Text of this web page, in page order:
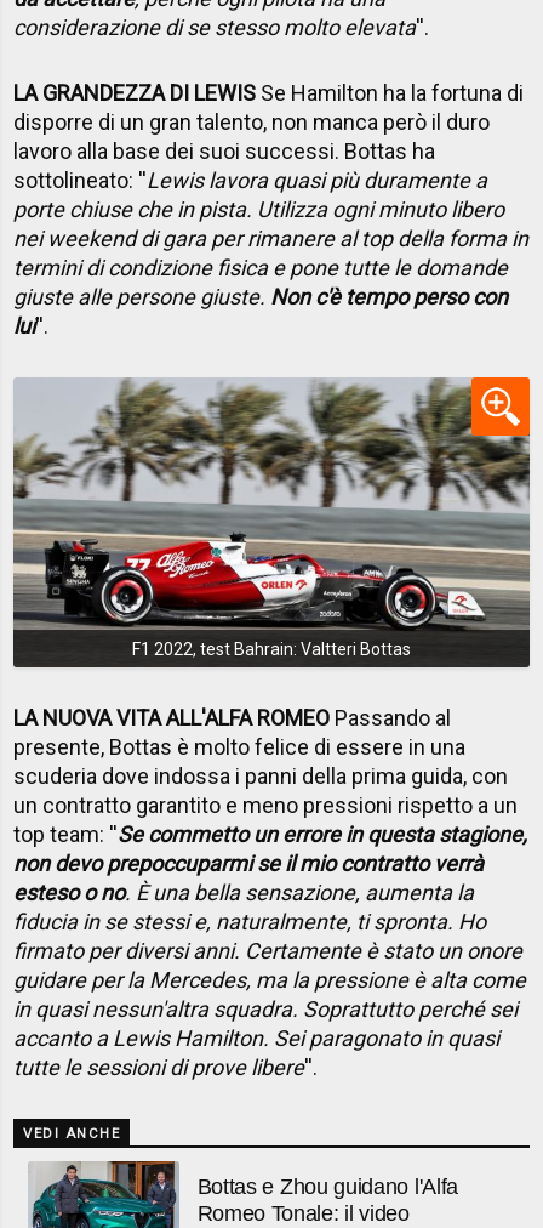
considerazione di se stesso molto elevata''.
LA GRANDEZZA DI LEWIS Se Hamilton ha la fortuna di
disporre di un gran talento, non manca però il duro
lavoro alla base dei suoi successi. Bottas ha
sottolineato: ''Lewis lavora quasi più duramente a
porte chiuse che in pista. Utilizza ogni minuto libero
nei weekend di gara per rimanere al top della forma in
termini di condizione fisica e pone tutte le domande
giuste alle persone giuste. Non c'è tempo perso con
lui''.
F1 2022, test Bahrain: Valtteri Bottas
LA NUOVA VITA ALL'ALFA ROMEO Passando al
presente, Bottas è molto felice di essere in una
scuderia dove indossa i panni della prima guida, con
un contratto garantito e meno pressioni rispetto a un
top team: ''Se commetto un errore in questa stagione,
non devo prepoccuparmi se il mio contratto verrà
esteso o no. È una bella sensazione, aumenta la
fiducia in se stessi e, naturalmente, ti spronta. Ho
firmato per diversi anni. Certamente è stato un onore
guidare per la Mercedes, ma la pressione è alta come
in quasi nessun'altra squadra. Soprattutto perché sei
accanto a Lewis Hamilton. Sei paragonato in quasi
tutte le sessioni di prove libere''.
VEDI ANCHE
Bottas e Zhou guidano l'Alfa
Romeo Tonale: il video